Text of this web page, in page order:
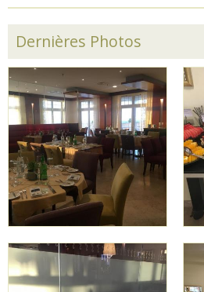
Dernières Photos